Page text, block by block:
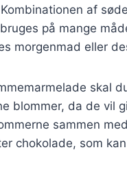
af
på mange
morgenmad eller
skal
blommer, da de vil
sammen
chokolade, som